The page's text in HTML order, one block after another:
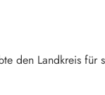
den Landkreis